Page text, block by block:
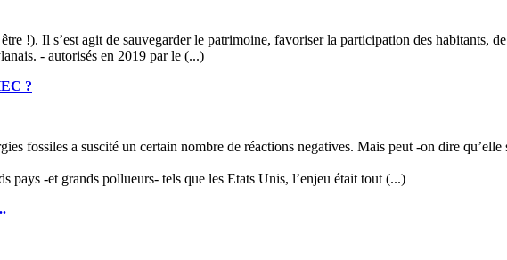
!). Il s’est agit de sauvegarder le patrimoine, favoriser la participation des habitants,
- autorisés en 2019 par le (...)
?
fossiles a suscité un certain nombre de réactions negatives. Mais peut -on dire qu’elle
pays -et grands pollueurs- tels que les Etats Unis, l’enjeu était tout (...)